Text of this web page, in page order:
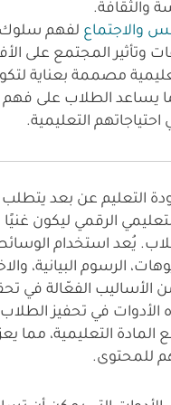
والثقافة.
والاجتماع لفهم سلوك
وتأثير المجتمع على
مصممة بعناية
يساعد الطلاب على
احتياجاتهم التعليمية.
التعليم عن بعد يتطلب
الرقمي ليكون
يُعد استخدام
الرسوم البيانية،
من الأساليب الفعّالة في
في تحفيز الطلاب
المادة التعليمية، مما
للمحتوى.